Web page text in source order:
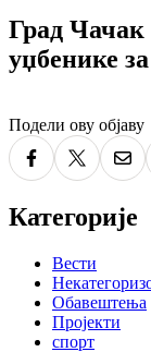
Град Чачак
уџбенике
Подели ову објаву
Категорије
Вести
Обавештења
Пројекти
спорт